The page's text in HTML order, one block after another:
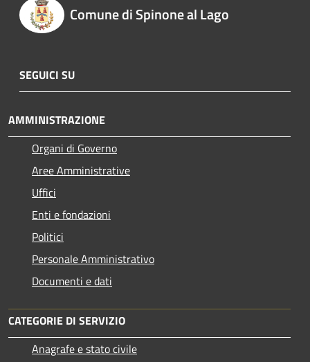
Comune di Spinone al Lago
SEGUICI SU
AMMINISTRAZIONE
Organi di Governo
Aree Amministrative
Uffici
Enti e fondazioni
Politici
Personale Amministrativo
Documenti e dati
CATEGORIE DI SERVIZIO
Anagrafe e stato civile